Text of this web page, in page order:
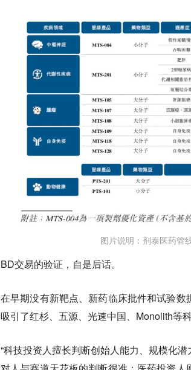
图片说明：剂泰医药管
BD交易的验证，自是后话。
在早期没有新靶点、新药临床批件和试验
吸引了红杉、五源、光速中国、Monolith等科
“科技投资人擅长判断创始人能力、规模化